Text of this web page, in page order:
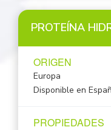
PROTEÍNA
ORIGEN
Europa
Disponible en
PROPIEDADES